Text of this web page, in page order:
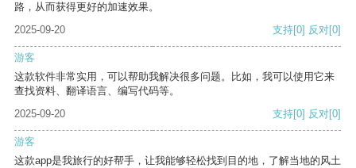
路，从而获得更好的加速效果。
2025-09-20
支持[0] 反对[0]
游客
这款软件非常实用，可以帮助我解决很多问题。比如，我可以使用它来
查找资料、翻译语言、编写代码等。
2025-09-20
支持[0] 反对[0]
游客
这款app是我旅行的好帮手，让我能够轻松找到目的地，了解当地的风土